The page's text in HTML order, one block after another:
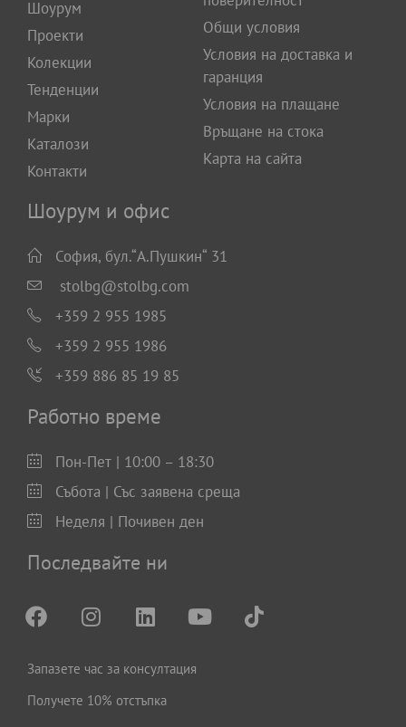
Шоурум
Проекти
Колекции
Тенденции
Марки
Каталози
Контакти
Общи условия
Условия на доставка и
гаранция
Условия на плащане
Връщане на стока
Карта на сайта
Шоурум и офис
София, бул.“А.Пушкин“ 31
stolbg@stolbg.com
+359 2 955 1985
+359 2 955 1986
+359 886 85 19 85
Работно време
Пон-Пет | 10:00 – 18:30
Събота | Със заявена среща
Неделя | Почивен ден
Последвайте ни
Запазете час за консултация
Получете 10% отстъпка